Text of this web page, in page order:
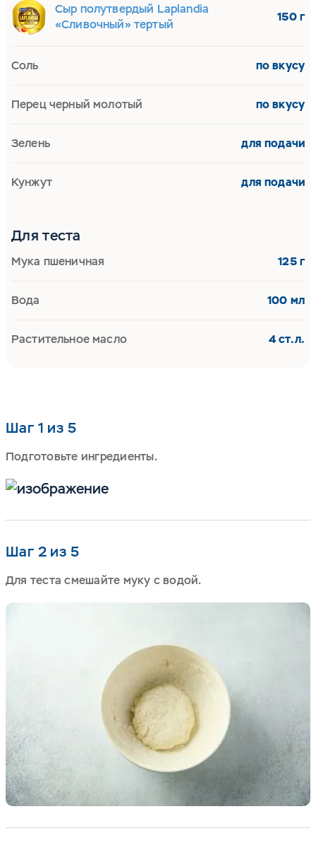
Шаг 1 из 5
Подготовьте ингредиенты.
Шаг 2 из 5
Для теста смешайте муку с водой.
Сыр полутвердый Laplandia
«Сливочный» тертый
150 г
Соль по вкусу
Перец черный молотый по вкусу
Зелень для подачи
Кунжут для подачи
Для теста
Мука пшеничная 125 г
Вода 100 мл
Растительное масло 4 ст.л.